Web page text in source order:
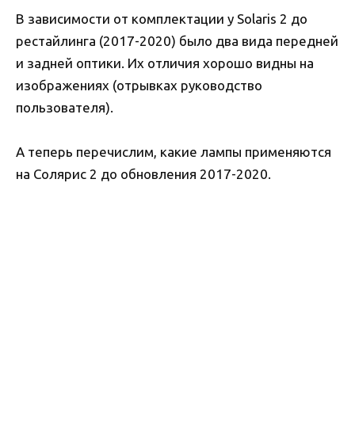
В зависимости от комплектации у Solaris 2 до
рестайлинга (2017-2020) было два вида передней
и задней оптики. Их отличия хорошо видны на
изображениях (отрывках руководство
пользователя).
А теперь перечислим, какие лампы применяются
на Солярис 2 до обновления 2017-2020.